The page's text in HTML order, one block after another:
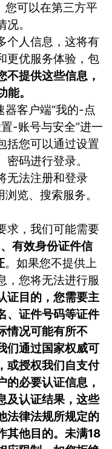
您可以在第三方平
。
个人信息，这将有
更优服务体验，包
不提供这些信息，
。
客户端“我的-点
-账号与安全”进一
括您可以通过设置
码进行登录。
无法注册和登录
览、搜索服务。
求，我们可能需要
有效身份证件信
。如果您不提供上
，您将无法进行服
证目的，您需要主
、证件号码等证件
情况可能有所不
们通过国家权威可
或授权我们自支付
的必要认证信息，
及认证结果，这些
法律法规所规定的
其他目的。未满18